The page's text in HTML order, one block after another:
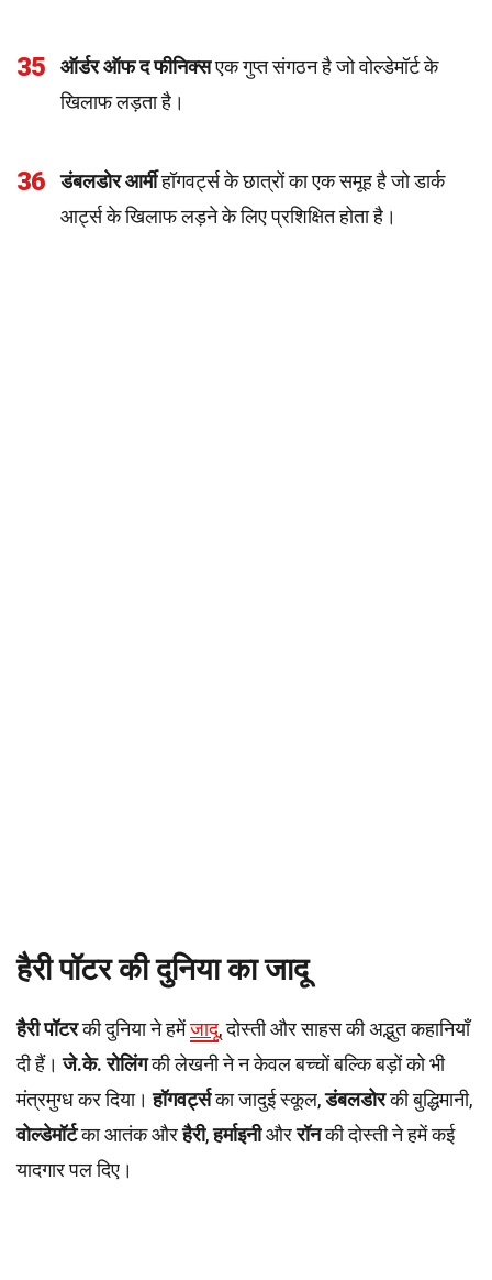
35 ऑर्डर ऑफ द फीनिक्सएक गुप्त संगठन है जो वोल्डेमॉर्ट के
खिलाफ लड़ता है।
36 डंबलडोर आर्मीहॉगवर्ट्स के छात्रों का एक समूह है जो डार्क
आर्ट्स के खिलाफ लड़ने के लिए प्रशिक्षित होता है।
हैरी पॉटर की दुनिया का जादू
हैरी पॉटरकी दुनिया ने हमेंजादू, दोस्ती और साहस की अद्भुत कहानियाँ
दी हैं।जे.के. रोलिंगकी लेखनी ने न केवल बच्चों बल्कि बड़ों को भी
मंत्रमुग्ध कर दिया।हॉगवर्ट्सका जादुई स्कूल,डंबलडोरकी बुद्धिमानी,
वोल्डेमॉर्टका आतंक औरहैरी,हर्माइनीऔररॉनकी दोस्ती ने हमें कई
यादगार पल दिए।